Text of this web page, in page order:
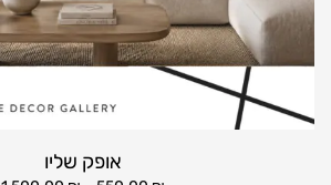
אופק שליו